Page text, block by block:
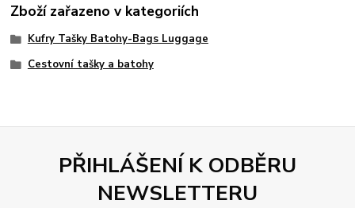
Zboží zařazeno v kategoriích
Kufry Tašky Batohy-Bags Luggage
Cestovní tašky a batohy
PŘIHLÁŠENÍ K ODBĚRU
NEWSLETTERU